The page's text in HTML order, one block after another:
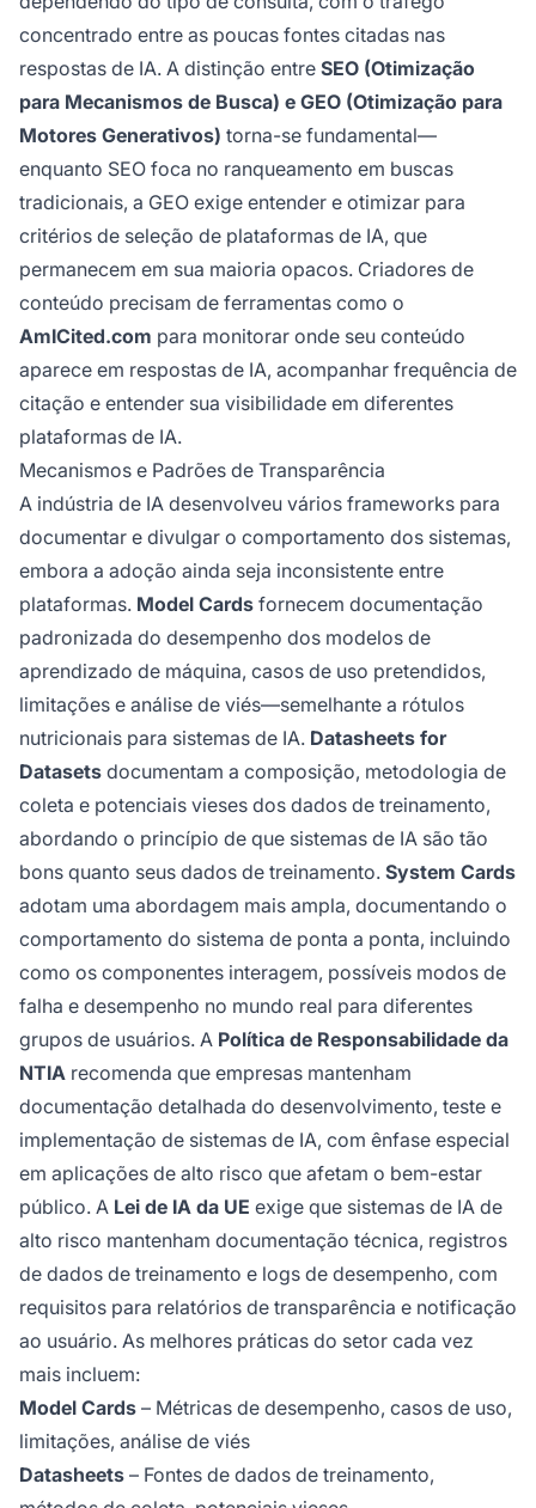
concentrado entre as poucas fontes citadas nas
respostas de IA. A distinção entre SEO (Otimização
para Mecanismos de Busca) e GEO (Otimização para
Motores Generativos) torna-se fundamental—
enquanto SEO foca no ranqueamento em buscas
tradicionais, a GEO exige entender e otimizar para
critérios de seleção de plataformas de IA, que
permanecem em sua maioria opacos. Criadores de
conteúdo precisam de ferramentas como o
AmICited.com para monitorar onde seu conteúdo
aparece em respostas de IA, acompanhar frequência de
citação e entender sua visibilidade em diferentes
plataformas de IA.
Mecanismos e Padrões de Transparência
A indústria de IA desenvolveu vários frameworks para
documentar e divulgar o comportamento dos sistemas,
embora a adoção ainda seja inconsistente entre
plataformas. Model Cards fornecem documentação
padronizada do desempenho dos modelos de
aprendizado de máquina, casos de uso pretendidos,
limitações e análise de viés—semelhante a rótulos
nutricionais para sistemas de IA. Datasheets for
Datasets documentam a composição, metodologia de
coleta e potenciais vieses dos dados de treinamento,
abordando o princípio de que sistemas de IA são tão
bons quanto seus dados de treinamento. System Cards
adotam uma abordagem mais ampla, documentando o
comportamento do sistema de ponta a ponta, incluindo
como os componentes interagem, possíveis modos de
falha e desempenho no mundo real para diferentes
grupos de usuários. A Política de Responsabilidade da
NTIA recomenda que empresas mantenham
documentação detalhada do desenvolvimento, teste e
implementação de sistemas de IA, com ênfase especial
em aplicações de alto risco que afetam o bem-estar
público. A Lei de IA da UE exige que sistemas de IA de
alto risco mantenham documentação técnica, registros
de dados de treinamento e logs de desempenho, com
requisitos para relatórios de transparência e notificação
ao usuário. As melhores práticas do setor cada vez
mais incluem:
Model Cards – Métricas de desempenho, casos de uso,
limitações, análise de viés
Datasheets – Fontes de dados de treinamento,